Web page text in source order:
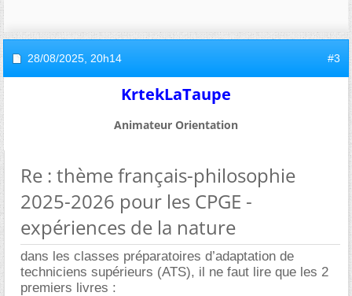
28/08/2025, 20h14 #3
KrtekLaTaupe
Animateur Orientation
Re : thème français-philosophie
2025-2026 pour les CPGE -
expériences de la nature
dans les classes préparatoires d’adaptation de
techniciens supérieurs (ATS), il ne faut lire que les 2
premiers livres :